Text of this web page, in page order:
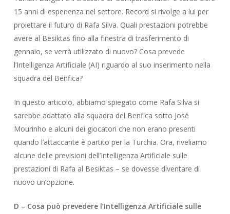
15 anni di esperienza nel settore. Record si rivolge a lui per
proiettare il futuro di Rafa Silva. Quali prestazioni potrebbe
avere al Besiktas fino alla finestra di trasferimento di
gennaio, se verrà utilizzato di nuovo? Cosa prevede
l’Intelligenza Artificiale (AI) riguardo al suo inserimento nella
squadra del Benfica?
In questo articolo, abbiamo spiegato come Rafa Silva si
sarebbe adattato alla squadra del Benfica sotto José
Mourinho e alcuni dei giocatori che non erano presenti
quando l’attaccante è partito per la Turchia. Ora, riveliamo
alcune delle previsioni dell’Intelligenza Artificiale sulle
prestazioni di Rafa al Besiktas – se dovesse diventare di
nuovo un’opzione.
D – Cosa può prevedere l’Intelligenza Artificiale sulle